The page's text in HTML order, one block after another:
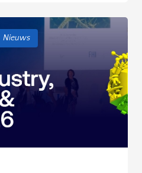
Nieuws